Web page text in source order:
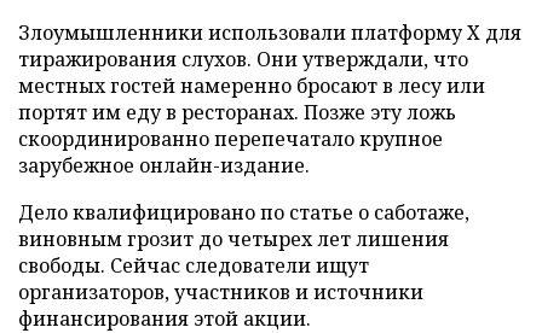
Злоумышленники использовали платформу X для
тиражирования слухов. Они утверждали, что
местных гостей намеренно бросают в лесу или
портят им еду в ресторанах. Позже эту ложь
скоординированно перепечатало крупное
зарубежное онлайн-издание.
Дело квалифицировано по статье о саботаже,
виновным грозит до четырех лет лишения
свободы. Сейчас следователи ищут
организаторов, участников и источники
финансирования этой акции.